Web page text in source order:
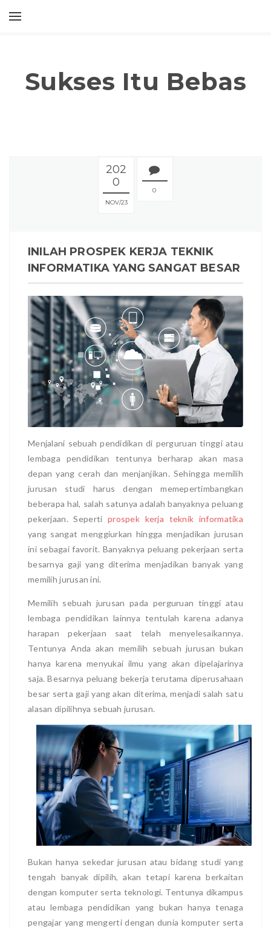
Sukses Itu Bebas
202
0
NOV 23
0
INILAH PROSPEK KERJA TEKNIK
INFORMATIKA YANG SANGAT BESAR
Menjalani sebuah pendidikan di perguruan tinggi atau
lembaga pendidikan tentunya berharap akan masa
depan yang cerah dan menjanjikan. Sehingga memilih
jurusan studi harus dengan memepertimbangkan
beberapa hal, salah satunya adalah banyaknya peluang
pekerjaan. Sepertiprospek kerja teknik informatika
yang sangat menggiurkan hingga menjadikan jurusan
ini sebagai favorit. Banyaknya peluang pekerjaan serta
besarnya gaji yang diterima menjadikan banyak yang
memilih jurusan ini.
Memilih sebuah jurusan pada perguruan tinggi atau
lembaga pendidikan lainnya tentulah karena adanya
harapan pekerjaan saat telah menyelesaikannya.
Tentunya Anda akan memilih sebuah jurusan bukan
hanya karena menyukai ilmu yang akan dipelajarinya
saja. Besarnya peluang bekerja terutama diperusahaan
besar serta gaji yang akan diterima, menjadi salah satu
alasan dipilihnya sebuah jurusan.
Bukan hanya sekedar jurusan atau bidang studi yang
tengah banyak dipilih, akan tetapi karena berkaitan
dengan komputer serta teknologi. Tentunya dikampus
atau lembaga pendidikan yang bukan hanya tenaga
pengajar yang mengerti dengan dunia komputer serta